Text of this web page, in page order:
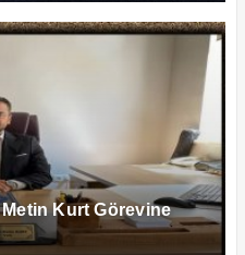
Metin Kurt Görevine